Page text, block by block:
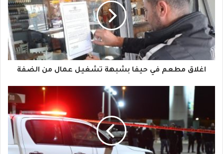
د
ك
ا
ك
ت
اغلاق مطعم في حيفا بشبهة تشغيل عمال من الضفة